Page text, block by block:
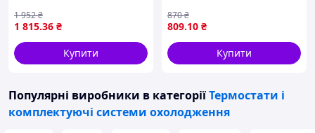
CALIFORNIA T5 CAMPER,
MULTIVAN T5, TOUAREG,
TRANSPORTER T5
1 815.36 ₴
1 952₴
Купити
1.3/1.5D 11.12-12.21
THERMOTEC DCR253TT
809.10 ₴
870₴
Купити
Популярні виробники в категоріїТермостати і
комплектуючі системи охолодження